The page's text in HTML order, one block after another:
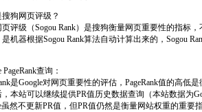
狗网页评级？
评级（Sogou Rank）是搜狗衡量网页重要性的指标
机器根据Sogou Rank算法自动计算出来的，Sogou
PageRank查询：
是Google对网页重要性的评估，PageRank值的高
，本站可以继续提供PR值历史数据查询（本站数据为
虽然不更新PR值，但PR值仍然是衡量网站权重的重要